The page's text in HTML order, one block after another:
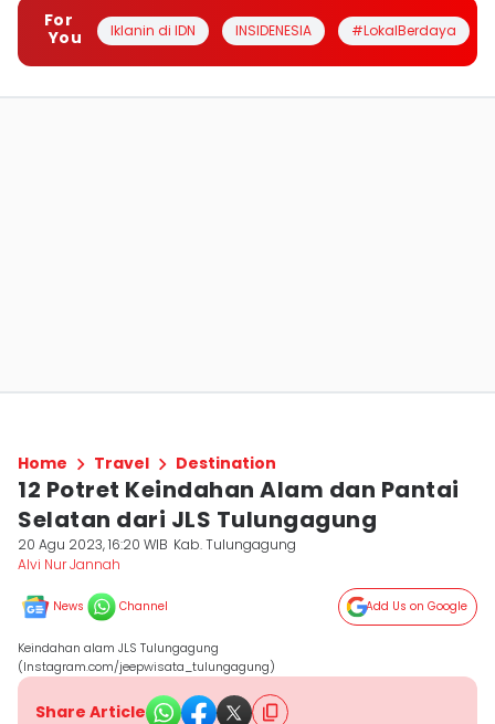
For
You
Iklanin di IDN INSIDENESIA #LokalBerdaya
Home Travel Destination
12 Potret Keindahan Alam dan Pantai
Selatan dari JLS Tulungagung
20 Agu 2023, 16:20 WIB Kab. Tulungagung
Alvi Nur Jannah
News Channel Add Us on Google
Keindahan alam JLS Tulungagung
(Instagram.com/jeepwisata_tulungagung)
Share Article